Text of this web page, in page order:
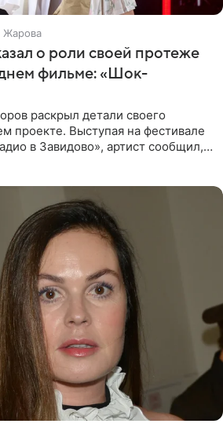
Жарова
о роли своей протеже
фильме: «Шок-
раскрыл детали своего
проекте. Выступая на фестивале
в Завидово», артист сообщил,